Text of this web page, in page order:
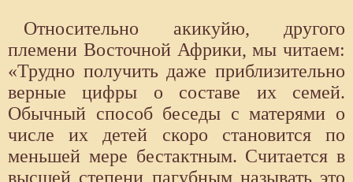
Относительно акикуйю, другого
племени Восточной Африки, мы читаем:
«Трудно получить даже приблизительно
верные цифры о составе их семей.
Обычный способ беседы с матерями о
числе их детей скоро становится по
меньшей мере бестактным. Считается в
высшей степени пагубным называть это